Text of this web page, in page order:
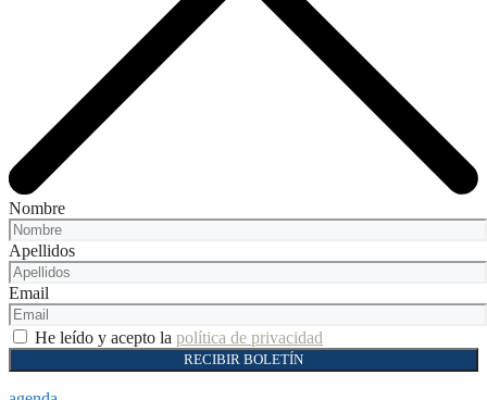
Nombre
Apellidos
Email
He leído y acepto la política de privacidad
RECIBIR BOLETÍN